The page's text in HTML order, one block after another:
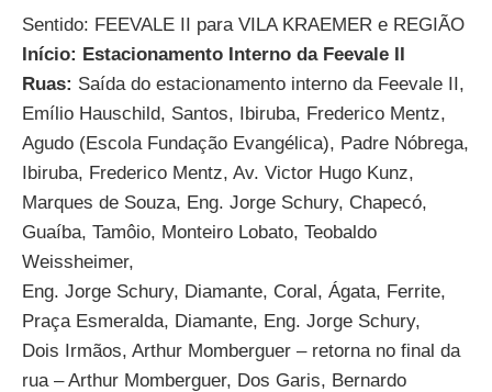
Sentido: FEEVALE II para VILA KRAEMER e REGIÃO
Início: Estacionamento Interno da Feevale II
Ruas: Saída do estacionamento interno da Feevale II,
Emílio Hauschild, Santos, Ibiruba, Frederico Mentz,
Agudo (Escola Fundação Evangélica), Padre Nóbrega,
Ibiruba, Frederico Mentz, Av. Victor Hugo Kunz,
Marques de Souza, Eng. Jorge Schury, Chapecó,
Guaíba, Tamôio, Monteiro Lobato, Teobaldo
Weissheimer,
Eng. Jorge Schury, Diamante, Coral, Ágata, Ferrite,
Praça Esmeralda, Diamante, Eng. Jorge Schury,
Dois Irmãos, Arthur Momberguer – retorna no final da
rua – Arthur Momberguer, Dos Garis, Bernardo